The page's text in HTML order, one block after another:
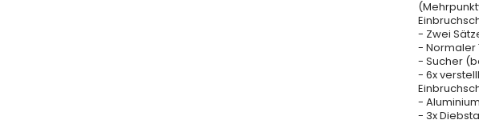
- Zwei
- Normaler
- Sucher
- 6x
-
- 3x